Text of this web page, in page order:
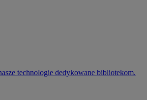
technologie dedykowane bibliotekom.